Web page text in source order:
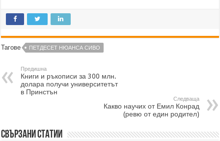
Тагове ПЕТДЕСЕТ НЮАНСА СИВО
Предишна
Книги и ръкописи за 300 млн.
долара получи университетът
в Принстън
Следваща
Какво научих от Емил Конрад
(ревю от един родител)
Свързани статии